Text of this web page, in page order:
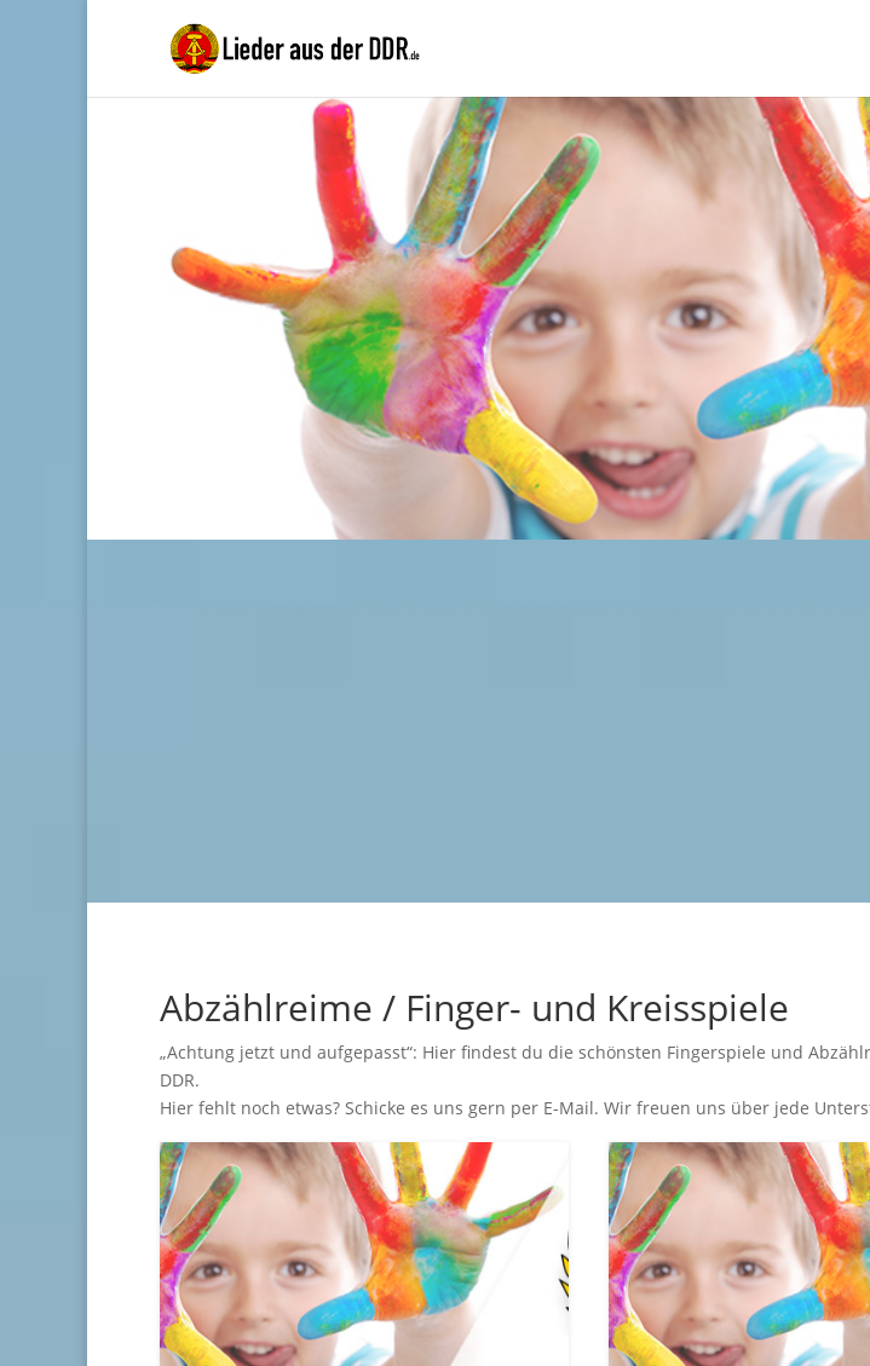
Abzählreime / Finger- und Kreisspiele
„Achtung jetzt und aufgepasst“: Hier findest du die schönsten Fingerspiele und
DDR.
Hier fehlt noch etwas? Schicke es uns gern per E-Mail. Wir freuen uns über jede